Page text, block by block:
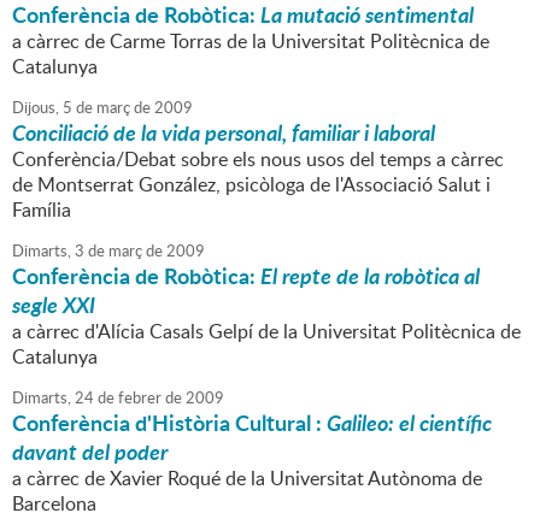
Conferència de Robòtica:La mutació sentimental
a càrrec de Carme Torras de la Universitat Politècnica de
Catalunya
Dijous, 5 de marçde2009
Conciliació de la vida personal, familiar i laboral
Conferència/Debat sobre els nous usos del temps a càrrec
de Montserrat González, psicòloga de l'Associació Salut i
Família
Dimarts,3 de marçde2009
Conferència de Robòtica:El repte de la robòtica al
segle XXI
a càrrec d'Alícia Casals Gelpí de la Universitat Politècnica de
Catalunya
Dimarts,24defebrerde2009
Conferència d'Història Cultural :Galileo: el científic
davant del poder
a càrrec de Xavier Roqué de la Universitat Autònoma de
Barcelona